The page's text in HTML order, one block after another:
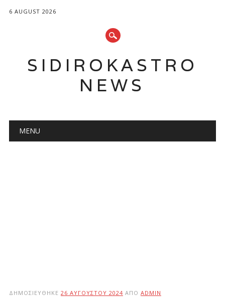
6 AUGUST 2026
SIDIROKASTRO
NEWS
Main menu
MENU
ΔΗΜΟΣΙΕΎΘΗΚΕ 26 ΑΥΓΟΎΣΤΟΥ 2024 ΑΠΌ ADMIN